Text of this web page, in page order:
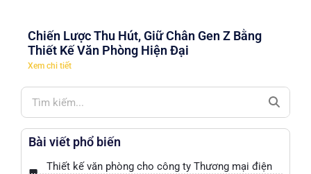
Chiến Lược Thu Hút, Giữ Chân Gen Z Bằng
Thiết Kế Văn Phòng Hiện Đại
Xem chi tiết
Bài viết phổ biến
Thiết kế văn phòng cho công ty Thương mại điện